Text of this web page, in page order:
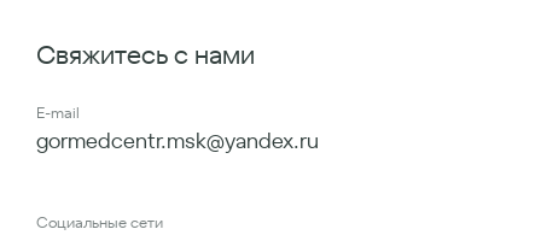
Свяжитесь с нами
E-mail
gormedcentr.msk@yandex.ru
Социальные сети